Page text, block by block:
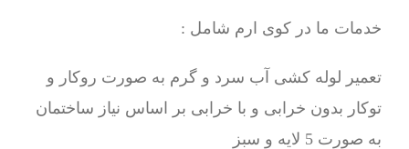
خدمات ما در کوی ارم شامل :
تعمیر لوله کشی آب سرد و گرم به صورت روکار و
توکار بدون خرابی و با خرابی بر اساس نیاز ساختمان
به صورت 5 لایه و سبز